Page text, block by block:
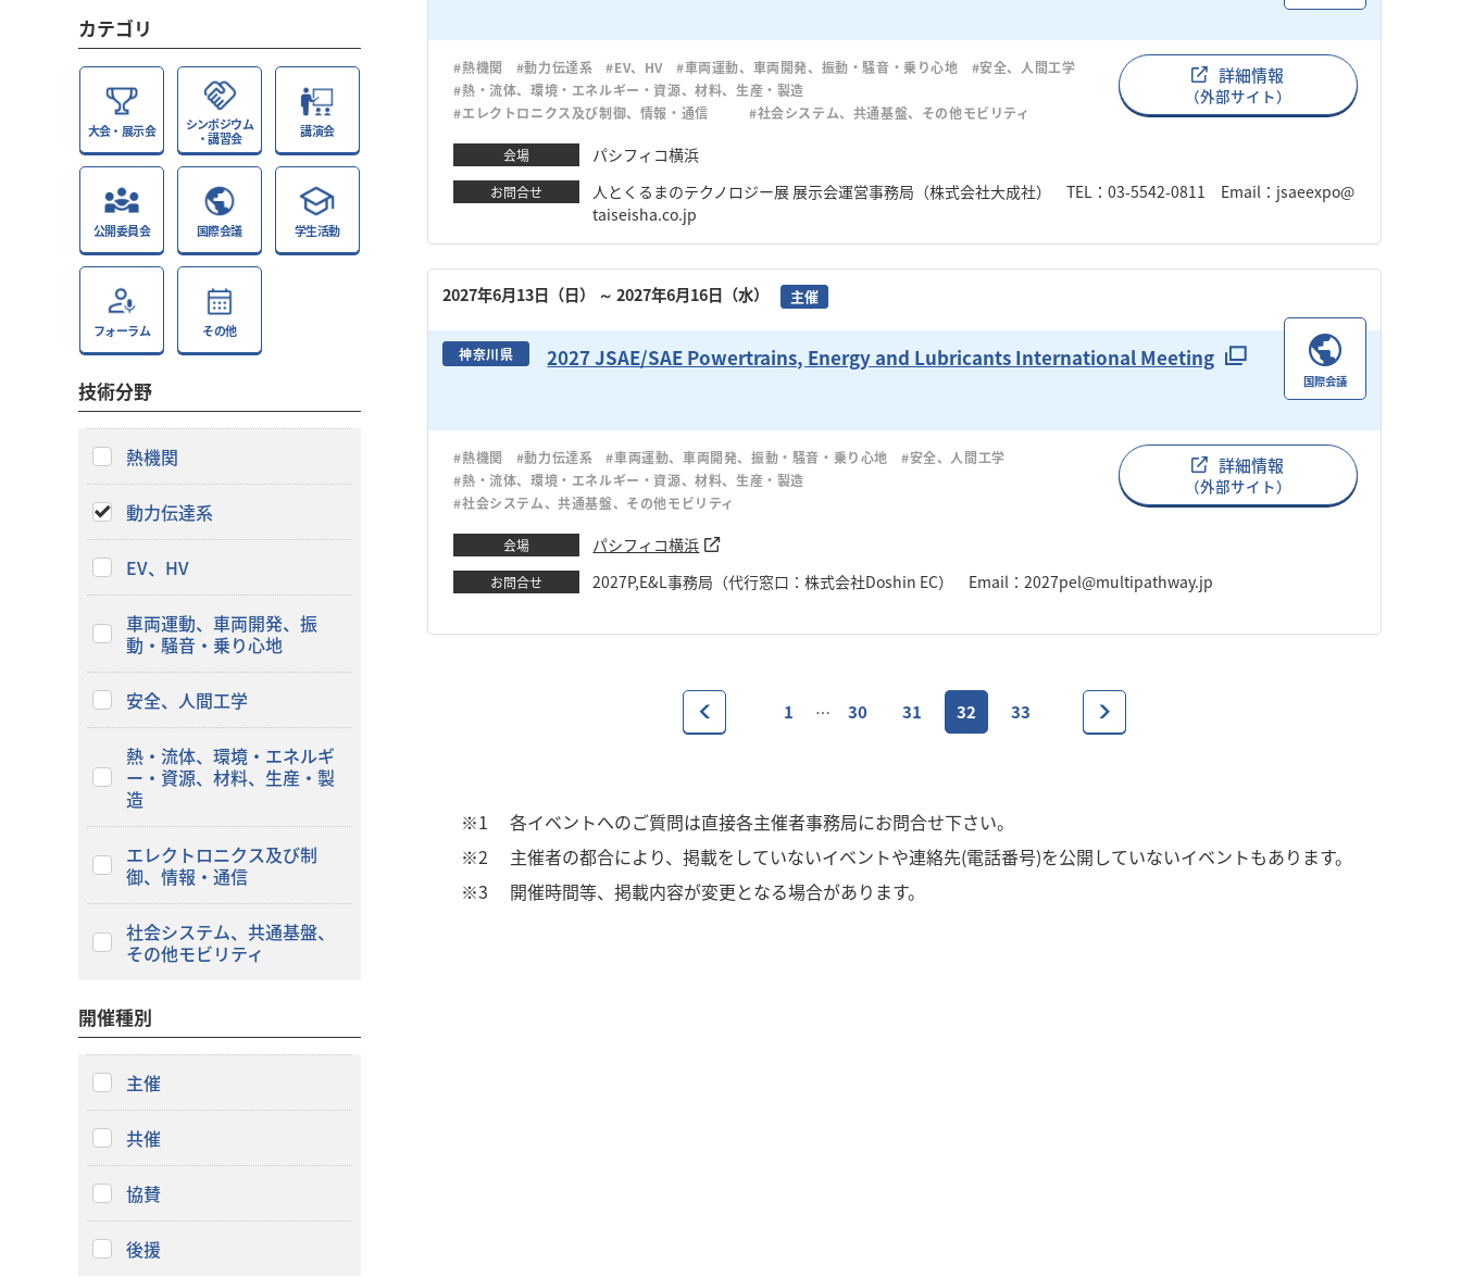
#熱機関 #動力伝達系 #EV、HV #車両運動、車両開発、振動・騒音・乗り心地
#安全、人間工学
#熱・流体、環境・エネルギー・資源、材料、生産・製造
#エレクトロニクス及び制御、情報・通信
#社会システム、共通基盤、その他モビリティ
詳細情報
（外部サイト）
会場 パシフィコ横浜
お問合せ
人とくるまのテクノロジー展 展示会運営事務局（株式会社大成社） TEL：03-5542-0811 Email：jsaeexpo@
taiseisha.co.jp
2027年6月13日（日） ～ 2027年6月16日（水） 主催
神奈川県 2027 JSAE/SAE Powertrains, Energy and Lubricants International Meeting
国際会議
#熱機関 #動力伝達系 #車両運動、車両開発、振動・騒音・乗り心地
#安全、人間工学
#熱・流体、環境・エネルギー・資源、材料、生産・製造
#社会システム、共通基盤、その他モビリティ
詳細情報
（外部サイト）
会場 パシフィコ横浜
お問合せ 2027P,E&L事務局（代行窓口：株式会社Doshin EC） Email：2027pel@multipathway.jp
1 … 30 31 32 33
※1
各イベントへのご質問は直接各主催者事務局にお問合せ下さい。
※2
主催者の都合により、掲載をしていないイベントや連絡先(電話番号)を公開していないイベントもあります。
※3
開催時間等、掲載内容が変更となる場合があります。
カテゴリ
大会・展示会
シンポジウム
・講習会
講演会
公開委員会 国際会議 学生活動
フォーラム その他
技術分野
熱機関
動力伝達系
EV、HV
車両運動、車両開発、振
動・騒音・乗り心地
安全、人間工学
熱・流体、環境・エネルギ
ー・資源、材料、生産・製
造
エレクトロニクス及び制
御、情報・通信
社会システム、共通基盤、
その他モビリティ
開催種別
主催
共催
協賛
後援